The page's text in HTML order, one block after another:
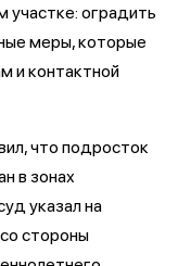
участке: оградить
меры, которые
и контактной
что подросток
в зонах
указал на
стороны